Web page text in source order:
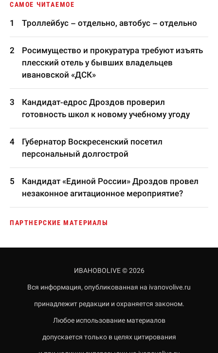
САМОЕ ЧИТАЕМОЕ
Троллейбус – отдельно, автобус – отдельно
Росимущество и прокуратура требуют изъять
плесский отель у бывших владельцев
ивановской «ДСК»
Кандидат-едрос Дроздов проверил
готовность школ к новому учебному угоду
Губернатор Воскресенский посетил
персональный долгострой
Кандидат «Единой России» Дроздов провел
незаконное агитационное мероприятие?
ПАРТНЕРСКИЕ МАТЕРИАЛЫ
ИВАНОВОLIVE © 2026
Вся информация, опубликованная на ivanovolive.ru
принадлежит редакции и охраняется законом.
Любое использование материалов
допускается только в целях цитирования